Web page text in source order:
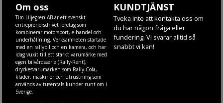
Om oss
Tim Liljegren AB är ett svenskt
entreprenörsdrivet företag som
kombinerar motorsport, e-handel och
underhållning. Verksamheten startade
med en rallybil och en kamera, och har
idag vuxit till ett starkt varumärke med
egen bilvårdsserie (Rally-Rent),
dryckesvarumärken som Rally-Cola,
kläder, maskineroch utrustning som
används av tusentals kunder runt om i
Sverige.
KUNDTJÄNST
Tveka inte att kontakta oss om
du har någon fråga eller
fundering. Vi svarar alltid så
snabbt vi kan!